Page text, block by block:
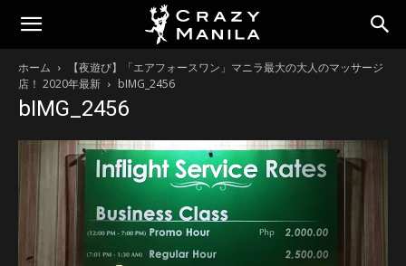
ホーム
【夜遊び】「エアフォースワン」マニラ最大の大人のマッサージ
店！ 2020年最新
bIMG_2456
bIMG_2456